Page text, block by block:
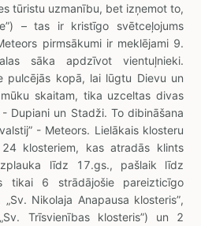
tūristu uzmanību, bet izņemot to,
– tas ir kristīgo svētceļojums
pirmsākumi ir meklējami 9.
sāka apdzīvot vientuļnieki.
pulcējās kopā, lai lūgtu Dievu un
skaitam, tika uzceltas divas
Dupiani un Stadži. To dibināšana
- Meteors. Lielākais klosteru
klosteriem, kas atradās klints
līdz 17.gs., pašlaik līdz
tikai 6 strādājošie pareizticīgo
„Sv. Nikolaja Anapausa klosteris”,
Trīsvienības klosteris”) un 2